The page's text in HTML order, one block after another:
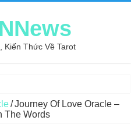
Kiến Thức Về Tarot
Dony
/Journey Of Love Oracle –
The Words